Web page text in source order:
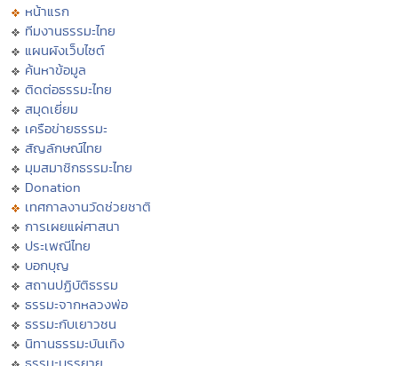
หน้าแรก
ทีมงานธรรมะไทย
แผนผังเว็บไซต์
ค้นหาข้อมูล
ติดต่อธรรมะไทย
สมุดเยี่ยม
เครือข่ายธรรมะ
สัญลักษณ์ไทย
มุมสมาชิกธรรมะไทย
Donation
เทศกาลงานวัดช่วยชาติ
การเผยแผ่ศาสนา
ประเพณีไทย
บอกบุญ
สถานปฏิบัติธรรม
ธรรมะจากหลวงพ่อ
ธรรมะกับเยาวชน
นิทานธรรมะบันเทิง